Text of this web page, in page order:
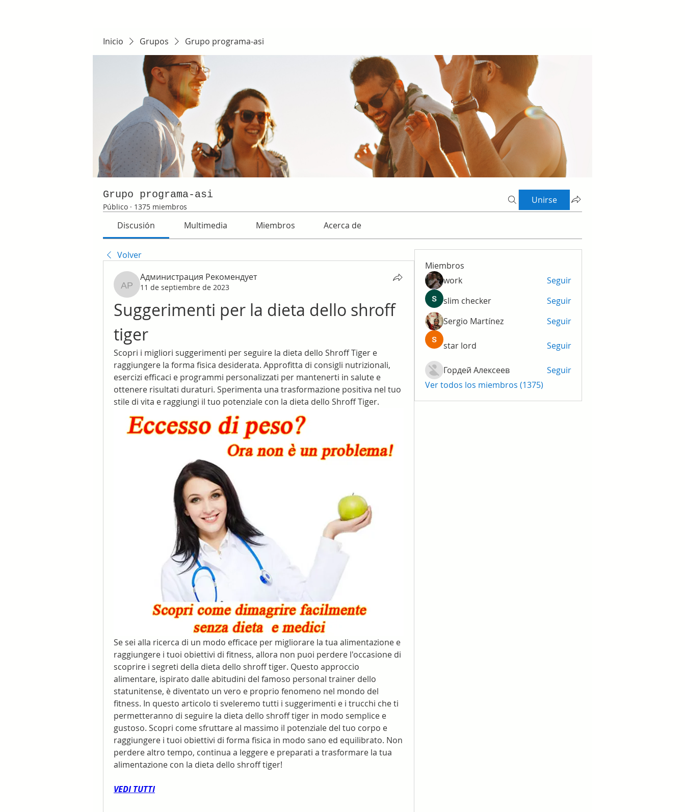
Inicio Grupos Grupo programa-asi
Grupo programa-asi
Público · 1375 miembros
Unirse
Discusión Multimedia Miembros Acerca de
Volver
Администрация Рекомендует
Администрация Рекомендует
11 de septiembre de 2023
Suggerimenti per la dieta dello shroff
tiger
Scopri i migliori suggerimenti per seguire la dieta dello Shroff Tiger e
raggiungere la forma fisica desiderata. Approfitta di consigli nutrizionali,
esercizi efficaci e programmi personalizzati per mantenerti in salute e
ottenere risultati duraturi. Sperimenta una trasformazione positiva nel tuo
stile di vita e raggiungi il tuo potenziale con la dieta dello Shroff Tiger.
Se sei alla ricerca di un modo efficace per migliorare la tua alimentazione e
raggiungere i tuoi obiettivi di fitness, allora non puoi perdere l'occasione di
scoprire i segreti della dieta dello shroff tiger. Questo approccio
alimentare, ispirato dalle abitudini del famoso personal trainer dello
statunitense, è diventato un vero e proprio fenomeno nel mondo del
fitness. In questo articolo ti sveleremo tutti i suggerimenti e i trucchi che ti
permetteranno di seguire la dieta dello shroff tiger in modo semplice e
gustoso. Scopri come sfruttare al massimo il potenziale del tuo corpo e
raggiungere i tuoi obiettivi di forma fisica in modo sano ed equilibrato. Non
perdere altro tempo, continua a leggere e preparati a trasformare la tua
alimentazione con la dieta dello shroff tiger!
VEDI TUTTI
Miembros
work
Seguir
slim checker
Seguir
Sergio Martínez
Seguir
star lord Seguir
Гордей Алексеев
Seguir
Ver todos los miembros (1375)